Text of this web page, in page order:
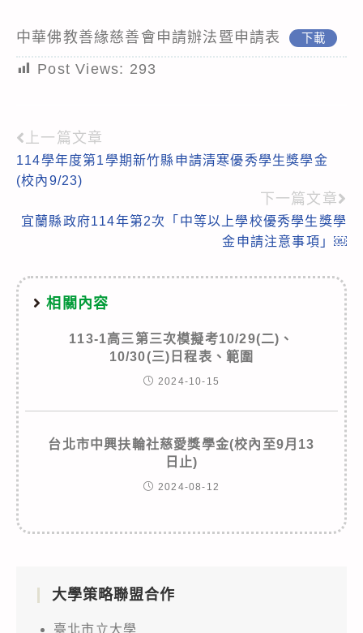
中華佛教善緣慈善會申請辦法暨申請表 下載
Post Views: 293
Read
more
上一篇文章
114學年度第1學期新竹縣申請清寒優秀學生獎學金
(校內9/23)
下一篇文章
宜蘭縣政府114年第2次「中等以上學校優秀學生獎學
金申請注意事項」￼
相關內容
113-1高三第三次模擬考10/29(二)、
10/30(三)日程表、範圍
2024-10-15
台北市中興扶輪社慈愛獎學金(校內至9月13
日止)
2024-08-12
大學策略聯盟合作
臺北市立大學